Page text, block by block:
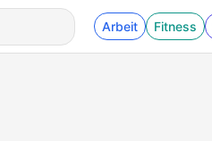
Arbeit Fitness